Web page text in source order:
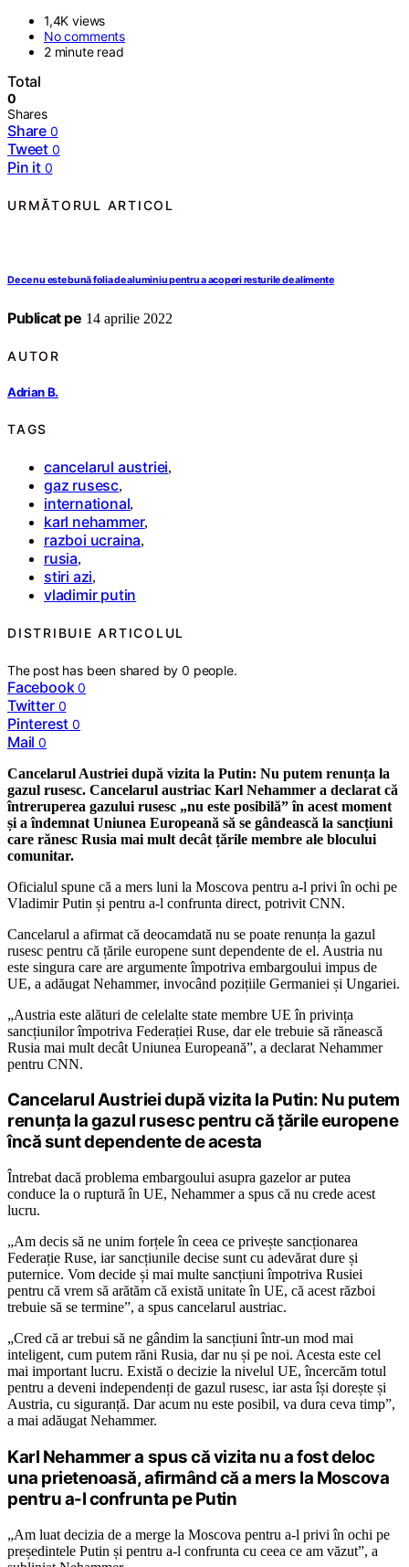
1,4K views
No comments
2 minute read
Total
0
Shares
Share 0
Tweet 0
Pin it 0
URMĂTORUL ARTICOL
De ce nu este bună folia de aluminiu pentru a acoperi resturile de alimente
Publicat pe 14 aprilie 2022
AUTOR
Adrian B.
TAGS
cancelarul austriei,
gaz rusesc,
international,
karl nehammer,
razboi ucraina,
rusia,
stiri azi,
vladimir putin
DISTRIBUIE ARTICOLUL
The post has been shared by0 people.
Facebook 0
Twitter 0
Pinterest 0
Mail 0
Cancelarul Austriei după vizita la Putin: Nu putem renunța la
gazul rusesc. Cancelarul austriac Karl Nehammer a declarat că
întreruperea gazului rusesc „nu este posibilă” în acest moment
și a îndemnat Uniunea Europeană să se gândească la sancțiuni
care rănesc Rusia mai mult decât țările membre ale blocului
comunitar.
Oficialul spune că a mers luni la Moscova pentru a-l privi în ochi pe
Vladimir Putin și pentru a-l confrunta direct, potrivit CNN.
Cancelarul a afirmat că deocamdată nu se poate renunța la gazul
rusesc pentru că țările europene sunt dependente de el. Austria nu
este singura care are argumente împotriva embargoului impus de
UE, a adăugat Nehammer, invocând pozițiile Germaniei și Ungariei.
„Austria este alături de celelalte state membre UE în privința
sancțiunilor împotriva Federației Ruse, dar ele trebuie să rănească
Rusia mai mult decât Uniunea Europeană”, a declarat Nehammer
pentru CNN.
Cancelarul Austriei după vizita la Putin: Nu putem
renunța la gazul rusesc pentru că țările europene
încă sunt dependente de acesta
Întrebat dacă problema embargoului asupra gazelor ar putea
conduce la o ruptură în UE, Nehammer a spus că nu crede acest
lucru.
„Am decis să ne unim forțele în ceea ce privește sancționarea
Federație Ruse, iar sancțiunile decise sunt cu adevărat dure și
puternice. Vom decide și mai multe sancțiuni împotriva Rusiei
pentru că vrem să arătăm că există unitate în UE, că acest război
trebuie să se termine”, a spus cancelarul austriac.
„Cred că ar trebui să ne gândim la sancțiuni într-un mod mai
inteligent, cum putem răni Rusia, dar nu și pe noi. Acesta este cel
mai important lucru. Există o decizie la nivelul UE, încercăm totul
pentru a deveni independenți de gazul rusesc, iar asta își dorește și
Austria, cu siguranță. Dar acum nu este posibil, va dura ceva timp”,
a mai adăugat Nehammer.
Karl Nehammer a spus că vizita nu a fost deloc
una prietenoasă, afirmând că a mers la Moscova
pentru a-l confrunta pe Putin
„Am luat decizia de a merge la Moscova pentru a-l privi în ochi pe
președintele Putin și pentru a-l confrunta cu ceea ce am văzut”, a